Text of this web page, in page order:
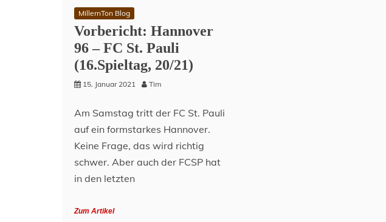
MillernTon Blog
Vorbericht: Hannover
96 – FC St. Pauli
(16.Spieltag, 20/21)
15. Januar 2021 Tim
Am Samstag tritt der FC St. Pauli
auf ein formstarkes Hannover.
Keine Frage, das wird richtig
schwer. Aber auch der FCSP hat
in den letzten
Zum Artikel